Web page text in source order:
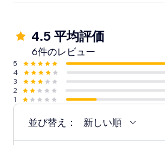
4.5 平均評価
6件のレビュー
5
4
3
2
1
並び替え： 新しい順